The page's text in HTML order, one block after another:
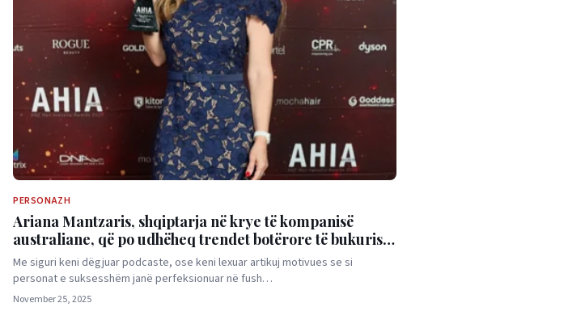
PERSONAZH
Ariana Mantzaris, shqiptarja në krye të kompanisë
australiane, që po udhëheq trendet botërore të bukurisë
së flokëve
Me siguri keni dëgjuar podcaste, ose keni lexuar artikuj motivues se si
personat e suksesshëm janë perfeksionuar në fush…
November 25, 2025